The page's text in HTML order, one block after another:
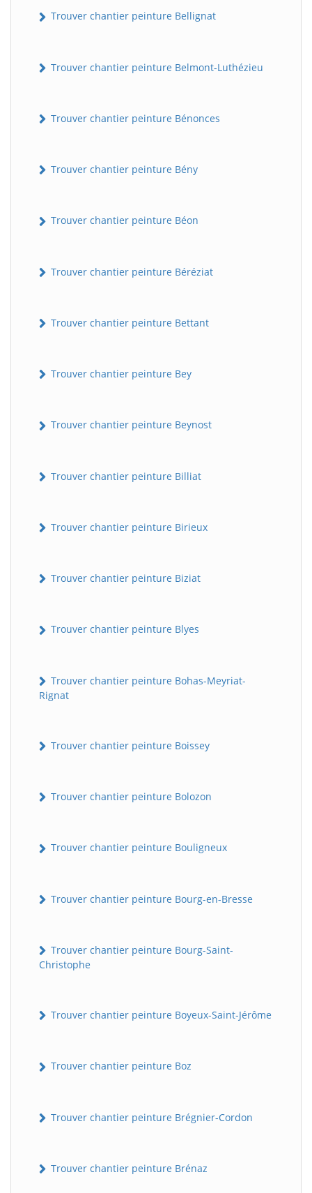
Trouver chantier peinture Bellignat
Trouver chantier peinture Belmont-Luthézieu
Trouver chantier peinture Bénonces
Trouver chantier peinture Bény
Trouver chantier peinture Béon
Trouver chantier peinture Béréziat
Trouver chantier peinture Bettant
Trouver chantier peinture Bey
Trouver chantier peinture Beynost
Trouver chantier peinture Billiat
Trouver chantier peinture Birieux
Trouver chantier peinture Biziat
Trouver chantier peinture Blyes
Trouver chantier peinture Bohas-Meyriat-
Rignat
Trouver chantier peinture Boissey
Trouver chantier peinture Bolozon
Trouver chantier peinture Bouligneux
Trouver chantier peinture Bourg-en-Bresse
Trouver chantier peinture Bourg-Saint-
Christophe
Trouver chantier peinture Boyeux-Saint-Jérôme
Trouver chantier peinture Boz
Trouver chantier peinture Brégnier-Cordon
Trouver chantier peinture Brénaz